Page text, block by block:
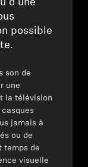
d'une
possible
son de
une
la télévision
jamais à
ou de
temps de
visuelle